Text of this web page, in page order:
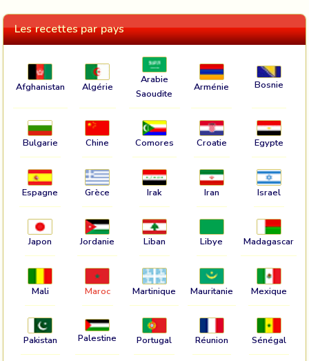
Les recettes par pays
Afghanistan Algérie
Arabie
Saoudite
Arménie Bosnie
Bulgarie Chine Comores Croatie Egypte
Espagne Grèce Irak Iran Israel
Japon Jordanie Liban Libye Madagascar
Mali Maroc Martinique Mauritanie Mexique
Pakistan Palestine Portugal Réunion Sénégal